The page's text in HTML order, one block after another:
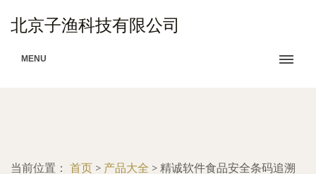
北京子渔科技有限公司
MENU
当前位置： 首页 > 产品大全 > 精诚软件食品安全条码追溯